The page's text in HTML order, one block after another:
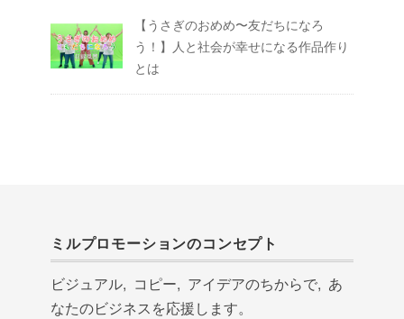
【うさぎのおめめ〜友だちになろ
う！】人と社会が幸せになる作品作り
とは
ミルプロモーションのコンセプト
ビジュアル, コピー, アイデアのちからで, あ
なたのビジネスを応援します。